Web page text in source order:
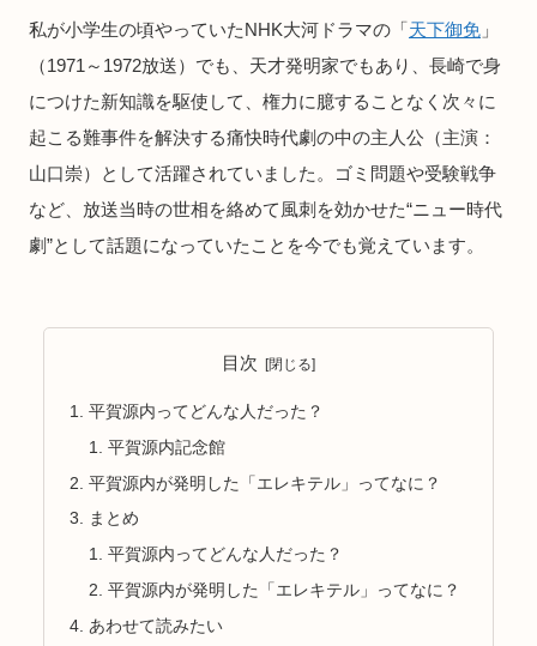
私が小学生の頃やっていたNHK大河ドラマの「天下御免 」
（1971～1972放送）でも、天才発明家でもあり、長崎で身
につけた新知識を駆使して、権力に臆することなく次々に
起こる難事件を解決する痛快時代劇の中の主人公（主演：
山口崇）として活躍されていました。ゴミ問題や受験戦争
など、放送当時の世相を絡めて風刺を効かせた“ニュー時代
劇”として話題になっていたことを今でも覚えています。
目次
平賀源内ってどんな人だった？
平賀源内記念館
平賀源内が発明した「エレキテル」ってなに？
まとめ
平賀源内ってどんな人だった？
平賀源内が発明した「エレキテル」ってなに？
あわせて読みたい